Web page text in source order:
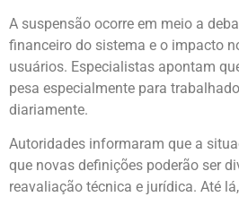
A suspensão ocorre em meio a
financeiro do sistema e o impacto
usuários. Especialistas apontam
pesa especialmente para
diariamente.
Autoridades informaram que a
que novas definições poderão ser
reavaliação técnica e jurídica. Até